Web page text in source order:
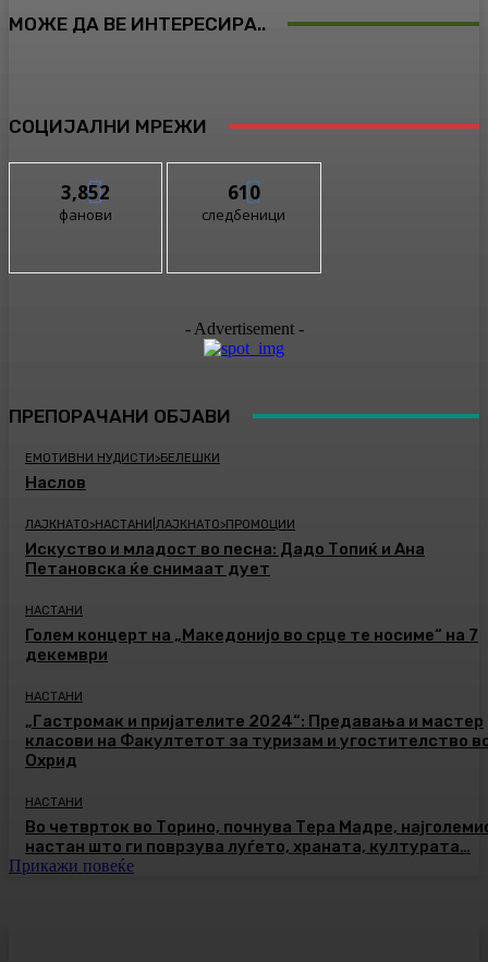
МОЖЕ ДА ВЕ ИНТЕРЕСИРА..
СОЦИЈАЛНИ МРЕЖИ
3,852
фанови
610
следбеници
- Advertisement -
ПРЕПОРАЧАНИ ОБЈАВИ
ЕМОТИВНИ НУДИСТИ>БЕЛЕШКИ
Наслов
ЛАЈКНАТО>НАСТАНИ|ЛАЈКНАТО>ПРОМОЦИИ
Искуство и младост во песна: Дадо Топиќ и Ана
Петановска ќе снимаат дует
НАСТАНИ
Голем концерт на „Македонијо во срце те носиме“ на 7
декември
НАСТАНИ
„Гастромак и пријателите 2024“: Предавања и мастер
класови на Факултетот за туризам и угостителство
Охрид
НАСТАНИ
Во четврток во Торино, почнува Тера Мадре,
настан што ги поврзува луѓето, храната, културата…
Прикажи повеќе